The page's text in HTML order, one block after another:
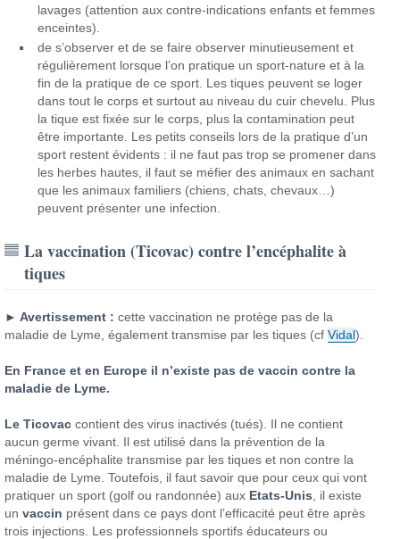
lavages (attention aux contre-indications enfants et femmes
enceintes).
de s’observer et de se faire observer minutieusement et
régulièrement lorsque l’on pratique un sport-nature et à la
fin de la pratique de ce sport. Les tiques peuvent se loger
dans tout le corps et surtout au niveau du cuir chevelu. Plus
la tique est fixée sur le corps, plus la contamination peut
être importante. Les petits conseils lors de la pratique d’un
sport restent évidents : il ne faut pas trop se promener dans
les herbes hautes, il faut se méfier des animaux en sachant
que les animaux familiers (chiens, chats, chevaux…)
peuvent présenter une infection.
La vaccination (Ticovac) contre l’encéphalite à
tiques
► Avertissement : cette vaccination ne protège pas de la
maladie de Lyme, également transmise par les tiques (cfVidal).
En France et en Europe il n’existe pas de vaccin contre la
maladie de Lyme.
Le Ticovac contient des virus inactivés (tués). Il ne contient
aucun germe vivant. Il est utilisé dans la prévention de la
méningo-encéphalite transmise par les tiques et non contre la
maladie de Lyme. Toutefois, il faut savoir que pour ceux qui vont
pratiquer un sport (golf ou randonnée) aux Etats-Unis , il existe
unvaccin présent dans ce pays dont l’efficacité peut être après
trois injections. Les professionnels sportifs éducateurs ou